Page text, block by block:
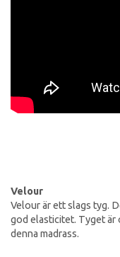
Velour
Velour är ett slags tyg.
god elasticitet. Tyget är
denna madrass.